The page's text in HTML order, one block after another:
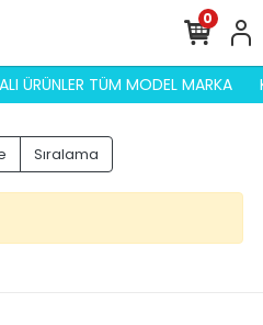
ÜRÜNLER TÜM MODEL MARKA
0
Sıralama